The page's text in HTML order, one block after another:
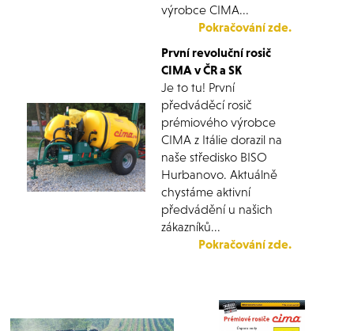
výrobce CIMA...
Pokračování zde.
První revoluční rosič
CIMA v ČR a SK
Je to tu! První
předváděcí rosič
prémiového výrobce
CIMA z Itálie dorazil na
naše středisko BISO
Hurbanovo. Aktuálně
chystáme aktivní
předvádění u našich
zákazníků...
Pokračování zde.